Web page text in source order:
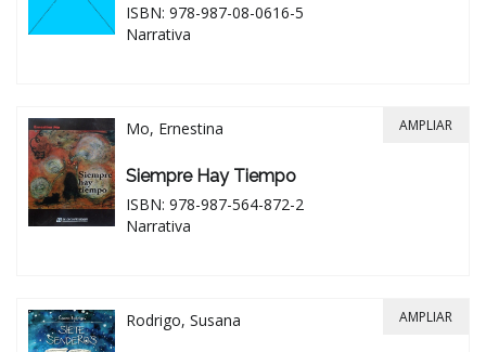
ISBN: 978-987-08-0616-5
Narrativa
Mo, Ernestina
Siempre Hay Tiempo
ISBN: 978-987-564-872-2
Narrativa
AMPLIAR
Rodrigo, Susana AMPLIAR